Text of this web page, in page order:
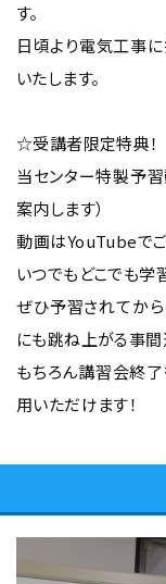
す。
日頃より電気工事
いたします。
☆受講者限定特典！
当センター特製予
案内します）
動画はYouTubeで
いつでもどこでも学
ぜひ予習されてか
にも跳ね上がる事間
もちろん講習会終
用いただけます！